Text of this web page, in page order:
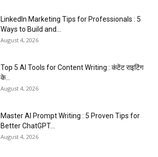
LinkedIn Marketing Tips for Professionals : 5
Ways to Build and...
August 4, 2026
Top 5 AI Tools for Content Writing : कंटेंट राइटिंग
के...
August 4, 2026
Master AI Prompt Writing : 5 Proven Tips for
Better ChatGPT...
August 4, 2026